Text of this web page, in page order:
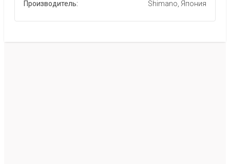
Производитель: Shimano, Япония